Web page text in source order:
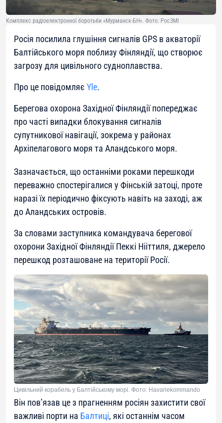
Комплекс радіоелектронної боротьби «Мурманск-БН». Фото: РосЗМІ
Росія посилила глушіння сигналів GPS в акваторії
Балтійського моря поблизу Фінляндії, що створює
загрозу для цивільного судноплавства.
Про це повідомляє Yle.
Берегова охорона Західної Фінляндії попереджає
про часті випадки блокування сигналів
супутникової навігації, зокрема у районах
Архіпелагового моря та Аландського моря.
Зазначається, що останніми роками перешкоди
переважно спостерігалися у Фінській затоці, проте
наразі їх періодично фіксують навіть на заході, аж
до Аландських островів.
За словами заступника командувача берегової
охорони Західної Фінляндії Пеккі Нііттиля, джерело
перешкод розташоване на території Росії.
Цивільний корабель у Балтійському морі. Фото: Havariekommando
Він пов’язав це з прагненням росіян захистити свої
важливі порти на Балтиці, які останнім часом